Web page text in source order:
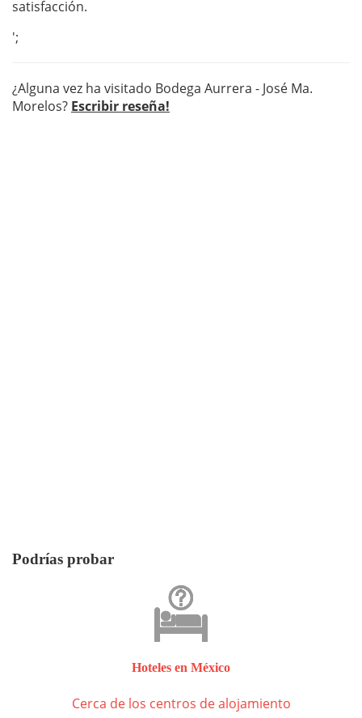
satisfacción.
';
¿Alguna vez ha visitado Bodega Aurrera - José Ma.
Morelos? Escribir reseña!
Podrías probar
Hoteles en México
Cerca de los centros de alojamiento